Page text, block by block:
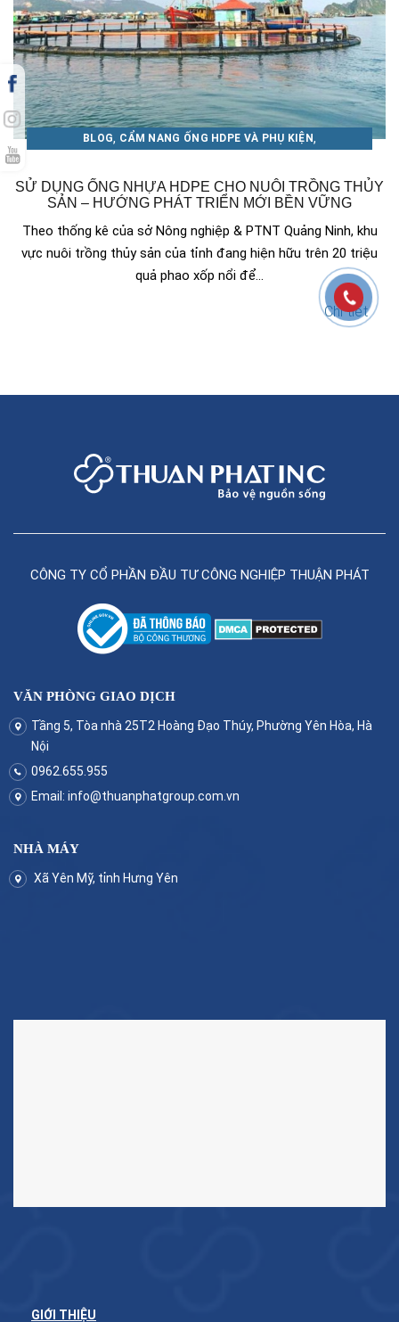
BLOG, CẨM NANG ỐNG HDPE VÀ PHỤ KIỆN,
XU HƯỚNG - ỨNG DỤNG
SỬ DỤNG ỐNG NHỰA HDPE CHO NUÔI TRỒNG THỦY
SẢN – HƯỚNG PHÁT TRIỂN MỚI BỀN VỮNG
Theo thống kê của sở Nông nghiệp & PTNT Quảng Ninh, khu
vực nuôi trồng thủy sản của tỉnh đang hiện hữu trên 20 triệu
quả phao xốp nổi để...
Chi tiết
CÔNG TY CỔ PHẦN ĐẦU TƯ CÔNG NGHIỆP THUẬN PHÁT
VĂN PHÒNG GIAO DỊCH
Tầng 5, Tòa nhà 25T2 Hoàng Đạo Thúy, Phường Yên Hòa, Hà
Nội
0962.655.955
Email: info@thuanphatgroup.com.vn
NHÀ MÁY
Xã Yên Mỹ, tỉnh Hưng Yên
GIỚI THIỆU